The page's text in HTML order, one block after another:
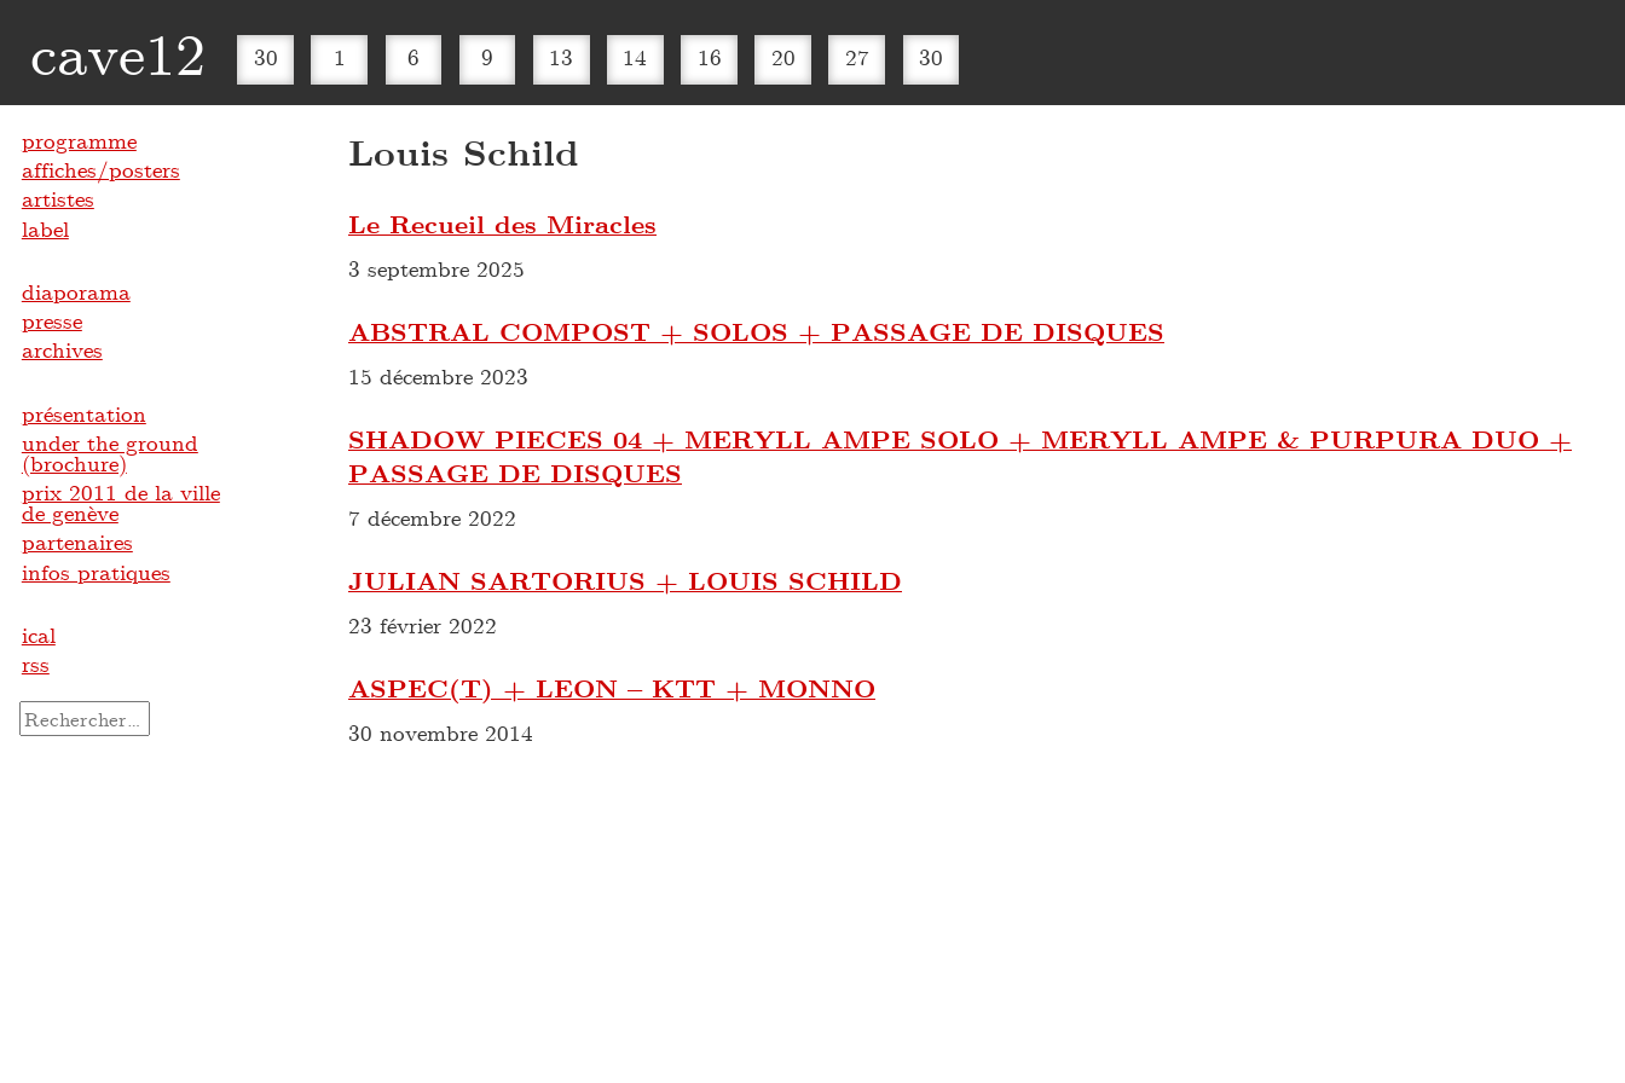
cave12 30 1 6 9 13 14 16 20 27 30
Louis Schild
Le Recueil des Miracles
3 septembre 2025
ABSTRAL COMPOST + SOLOS + PASSAGE DE DISQUES
15 décembre 2023
SHADOW PIECES 04 + MERYLL AMPE SOLO + MERYLL AMPE & PURPURA DUO +
PASSAGE DE DISQUES
7 décembre 2022
JULIAN SARTORIUS + LOUIS SCHILD
23 février 2022
ASPEC(T) + LEON – KTT + MONNO
30 novembre 2014
programme
affiches/posters
artistes
label
diaporama
presse
archives
présentation
under the ground
(brochure)
prix 2011 de la ville
de genève
partenaires
infos pratiques
ical
rss
Rechercher :